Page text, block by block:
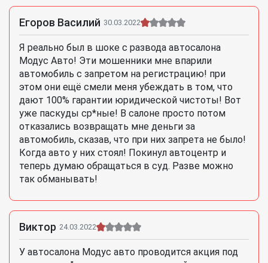
Егоров Василий 30.03.2022
Я реально был в шоке с развода автосалона
Модус Авто! Эти мошенники мне впарили
автомобиль с запретом на регистрацию! при
этом они ещё смели меня убеждать в том, что
дают 100% гарантии юридической чистоты! Вот
уже паскуды ср*ные! В салоне просто потом
отказались возвращать мне деньги за
автомобиль, сказав, что при них запрета не было!
Когда авто у них стоял! Покинул автоцентр и
теперь думаю обращаться в суд. Разве можно
так обманывать!
Виктор 24.03.2022
У автосалона Модус авто проводится акция под